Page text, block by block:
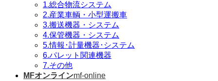
1.総合物流システム
2.産業車輌・小型運搬車
3.搬送機器・システム
4.保管機器・システム
5.情報･計量機器･システム
6.パレット関連機器
7.その他
MFオンラインmf-online